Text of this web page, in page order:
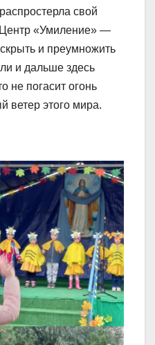
свой
«Умиление» —
и преумножить
и дальше здесь
не погасит огонь
ветер этого мира.